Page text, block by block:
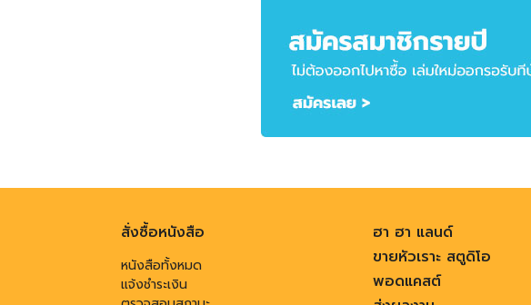
สั่งซื้อหนังสือ
หนังสือทั้งหมด
แจ้งชำระเงิน
ฮา ฮา แลนด์
ขายหัวเราะ สตูดิโอ
พอดแคสต์